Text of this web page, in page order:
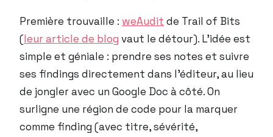
Première trouvaille : weAudit de Trail of Bits
(leur article de blog vaut le détour). L’idée est
simple et géniale : prendre ses notes et suivre
ses findings directement dans l’éditeur, au lieu
de jongler avec un Google Doc à côté. On
surligne une région de code pour la marquer
comme finding (avec titre, sévérité,